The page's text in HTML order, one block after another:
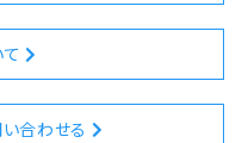
合わせる